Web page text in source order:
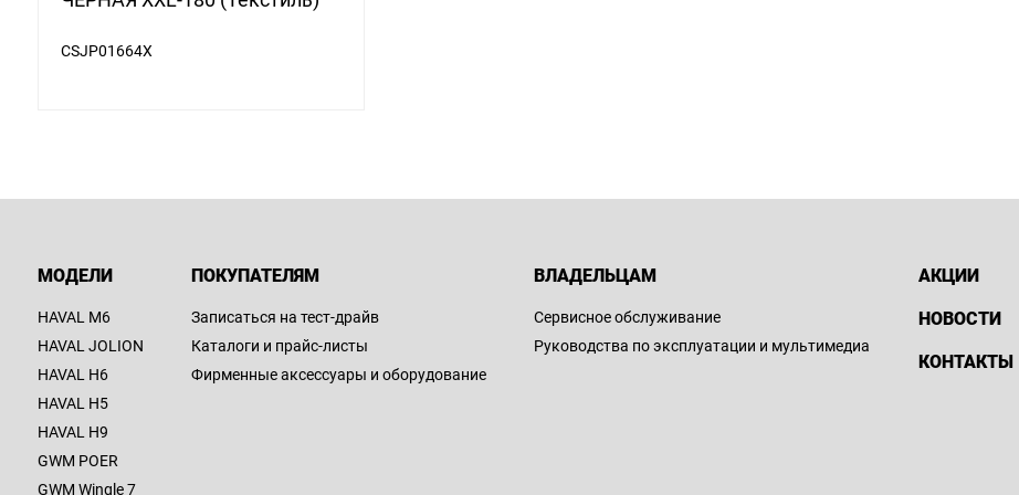
CSJP01664X
МОДЕЛИ
HAVAL M6
HAVAL JOLION
HAVAL H6
HAVAL H5
HAVAL H9
GWM POER
GWM Wingle 7
ПОКУПАТЕЛЯМ
Записаться на тест-драйв
Каталоги и прайс-листы
Фирменные аксессуары и оборудование
ВЛАДЕЛЬЦАМ
Сервисное обслуживание
Руководства по эксплуатации и мультимедиа
АКЦИИ
НОВОСТИ
КОНТАКТЫ